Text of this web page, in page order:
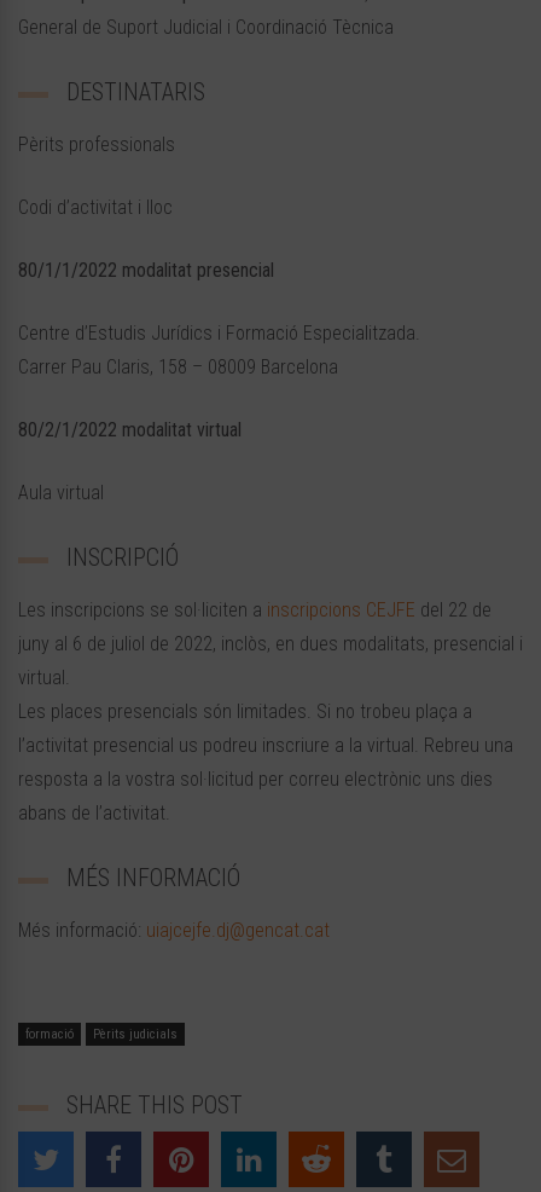
General de Suport Judicial i Coordinació Tècnica
DESTINATARIS
Pèrits professionals
Codi d’activitat i lloc
80/1/1/2022 modalitat presencial
Centre d’Estudis Jurídics i Formació Especialitzada.
Carrer Pau Claris, 158 – 08009 Barcelona
80/2/1/2022 modalitat virtual
Aula virtual
INSCRIPCIÓ
Les inscripcions se sol·liciten a inscripcions CEJFE del 22 de
juny al 6 de juliol de 2022, inclòs, en dues modalitats, presencial i
virtual.
Les places presencials són limitades. Si no trobeu plaça a
l’activitat presencial us podreu inscriure a la virtual. Rebreu una
resposta a la vostra sol·licitud per correu electrònic uns dies
abans de l’activitat.
MÉS INFORMACIÓ
Més informació: uiajcejfe.dj@gencat.cat
formació Pèrits judicials
SHARE THIS POST